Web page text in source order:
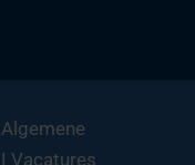
Algemene
I Vacatures